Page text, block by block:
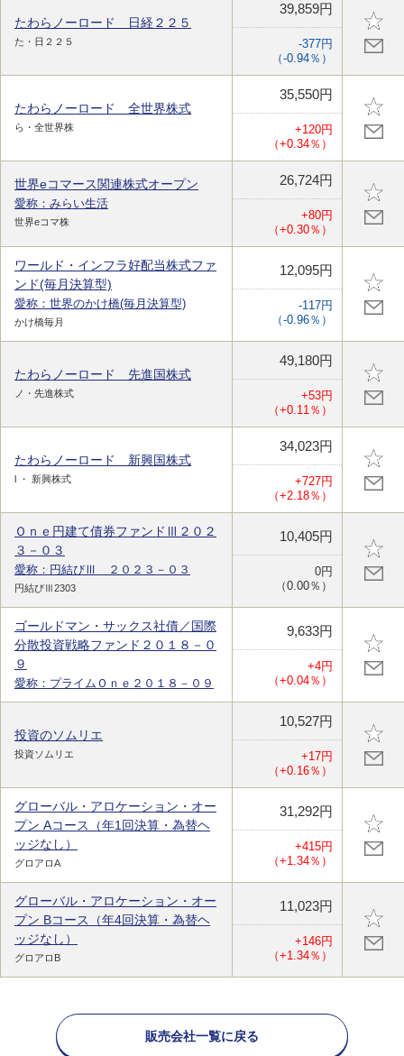
たわらノーロード 日経２２５
た・日２２５
39,859円
-377円
（-0.94％）
たわらノーロード 全世界株式
ら・全世界株
35,550円
+120円
（+0.34％）
世界eコマース関連株式オープン
愛称：みらい生活
世界eコマ株
26,724円
+80円
（+0.30％）
ワールド・インフラ好配当株式ファ
ンド(毎月決算型)
愛称：世界のかけ橋(毎月決算型)
かけ橋毎月
12,095円
-117円
（-0.96％）
たわらノーロード 先進国株式
ノ・先進株式
49,180円
+53円
（+0.11％）
たわらノーロード 新興国株式
l ・ 新興株式
34,023円
+727円
（+2.18％）
Ｏｎｅ円建て債券ファンドⅢ２０２
３－０３
愛称：円結びⅢ ２０２３－０３
円結びⅢ2303
10,405円
0円
（0.00％）
ゴールドマン・サックス社債／国際
分散投資戦略ファンド２０１８－０
９
愛称：プライムＯｎｅ２０１８－０９
9,633円
+4円
（+0.04％）
投資のソムリエ
投資ソムリエ
10,527円
+17円
（+0.16％）
グローバル・アロケーション・オー
プン Aコース（年1回決算・為替ヘ
ッジなし）
グロアロA
31,292円
+415円
（+1.34％）
グローバル・アロケーション・オー
プン Bコース（年4回決算・為替ヘ
ッジなし）
グロアロB
11,023円
+146円
（+1.34％）
販売会社一覧に戻る